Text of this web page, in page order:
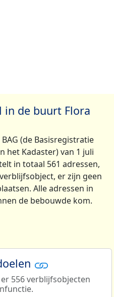
in de buurt Flora
(de Basisregistratie
het Kadaster) van 1 juli
in totaal 561 adressen,
er zijn geen
Alle adressen in
de bebouwde kom.
556 verblijfsobjecten